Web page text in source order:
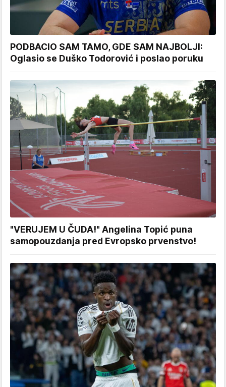
PODBACIO SAM TAMO, GDE SAM NAJBOLJI:
Oglasio se Duško Todorović i poslao poruku
"VERUJEM U ČUDA!" Angelina Topić puna
samopouzdanja pred Evropsko prvenstvo!